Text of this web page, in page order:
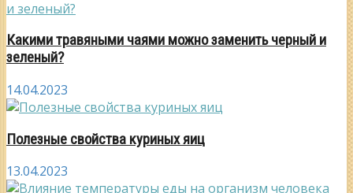
Какими травяными чаями можно заменить черный и
зеленый?
14.04.2023
Полезные свойства куриных яиц
13.04.2023